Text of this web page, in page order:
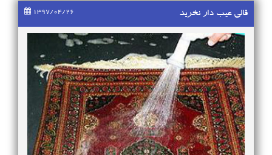
قالی عیب دار نخرید 1397/04/26